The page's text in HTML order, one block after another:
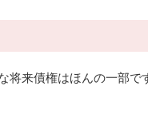
来債権はほんの一部で